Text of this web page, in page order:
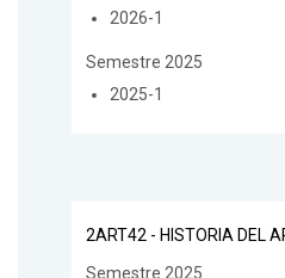
2026-1
Semestre 2025
2025-1
2ART42 - HISTORIA DEL
Semestre 2025